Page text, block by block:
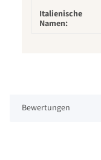
Italienische
Namen:
Bewertungen